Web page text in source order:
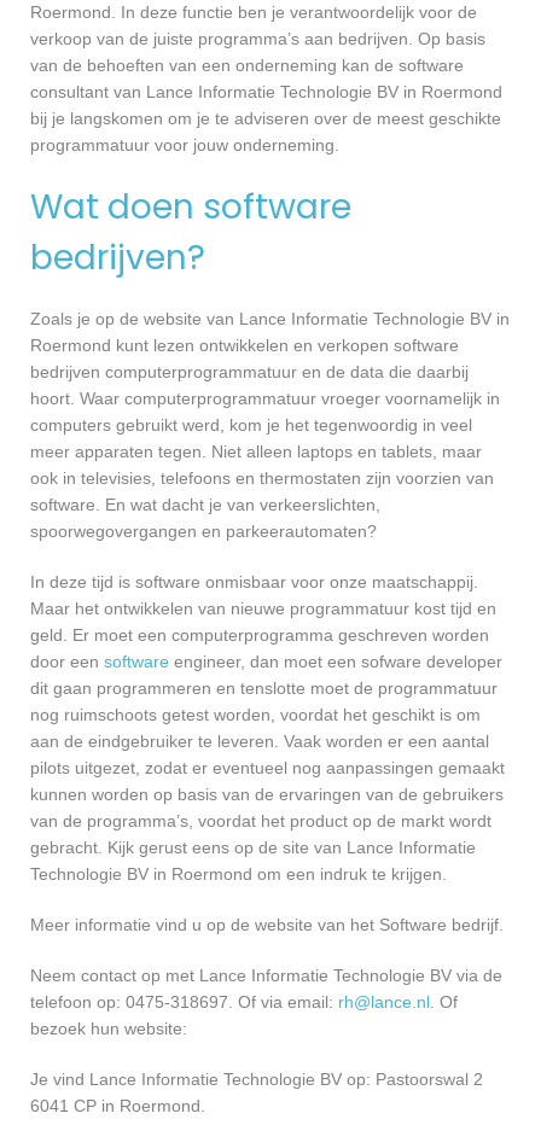
Roermond. In deze functie ben je verantwoordelijk voor de
verkoop van de juiste programma’s aan bedrijven. Op basis
van de behoeften van een onderneming kan de software
consultant van Lance Informatie Technologie BV in Roermond
bij je langskomen om je te adviseren over de meest geschikte
programmatuur voor jouw onderneming.
Wat doen software
bedrijven?
Zoals je op de website van Lance Informatie Technologie BV in
Roermond kunt lezen ontwikkelen en verkopen software
bedrijven computerprogrammatuur en de data die daarbij
hoort. Waar computerprogrammatuur vroeger voornamelijk in
computers gebruikt werd, kom je het tegenwoordig in veel
meer apparaten tegen. Niet alleen laptops en tablets, maar
ook in televisies, telefoons en thermostaten zijn voorzien van
software. En wat dacht je van verkeerslichten,
spoorwegovergangen en parkeerautomaten?
In deze tijd is software onmisbaar voor onze maatschappij.
Maar het ontwikkelen van nieuwe programmatuur kost tijd en
geld. Er moet een computerprogramma geschreven worden
door een software engineer, dan moet een sofware developer
dit gaan programmeren en tenslotte moet de programmatuur
nog ruimschoots getest worden, voordat het geschikt is om
aan de eindgebruiker te leveren. Vaak worden er een aantal
pilots uitgezet, zodat er eventueel nog aanpassingen gemaakt
kunnen worden op basis van de ervaringen van de gebruikers
van de programma’s, voordat het product op de markt wordt
gebracht. Kijk gerust eens op de site van Lance Informatie
Technologie BV in Roermond om een indruk te krijgen.
Meer informatie vind u op de website van het Software bedrijf.
Neem contact op met Lance Informatie Technologie BV via de
telefoon op: 0475-318697. Of via email: rh@lance.nl . Of
bezoek hun website:
Je vind Lance Informatie Technologie BV op: Pastoorswal 2
6041 CP in Roermond.